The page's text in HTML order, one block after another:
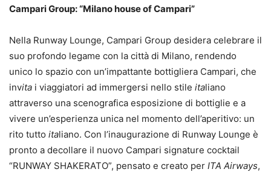
Campari Group: “Milano house of Campari”
Nella Runway Lounge, Campari Group desidera celebrare il
suo profondo legame con la città di Milano, rendendo
unico lo spazio con un’impattante bottigliera Campari, che
invita i viaggiatori ad immergersi nello stile italiano
attraverso una scenografica esposizione di bottiglie e a
vivere un’esperienza unica nel momento dell’aperitivo: un
rito tutto italiano. Con l’inaugurazione di Runway Lounge è
pronto a decollare il nuovo Campari signature cocktail
“RUNWAY SHAKERATO”, pensato e creato per ITA Airways,